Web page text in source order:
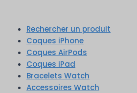
Rechercher un produit
Coques iPhone
Coques AirPods
Coques iPad
Bracelets Watch
Accessoires Watch